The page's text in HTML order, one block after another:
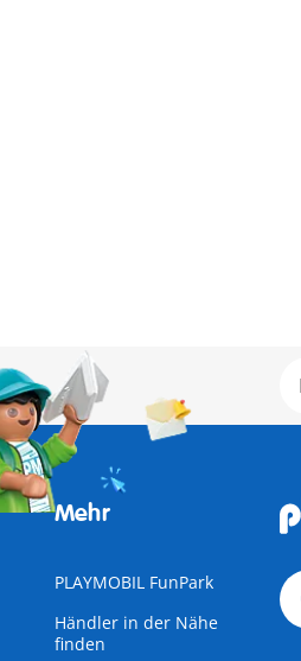
Mehr
PLAYMOBIL FunPark
Händler in der Nähe
finden